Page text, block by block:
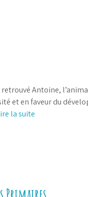
retrouvé Antoine,
et en faveur du
la suite